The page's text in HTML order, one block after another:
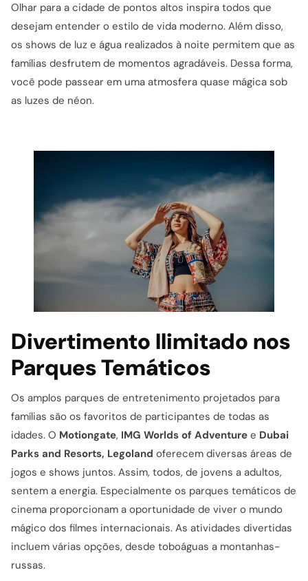
Olhar para a cidade de pontos altos inspira todos que
desejam entender o estilo de vida moderno. Além disso,
os shows de luz e água realizados à noite permitem que as
famílias desfrutem de momentos agradáveis. Dessa forma,
você pode passear em uma atmosfera quase mágica sob
as luzes de néon.
Divertimento Ilimitado nos
Parques Temáticos
Os amplos parques de entretenimento projetados para
famílias são os favoritos de participantes de todas as
idades. O Motiongate, IMG Worlds of Adventure e Dubai
Parks and Resorts, Legoland oferecem diversas áreas de
jogos e shows juntos. Assim, todos, de jovens a adultos,
sentem a energia. Especialmente os parques temáticos de
cinema proporcionam a oportunidade de viver o mundo
mágico dos filmes internacionais. As atividades divertidas
incluem várias opções, desde toboáguas a montanhas-
russas.